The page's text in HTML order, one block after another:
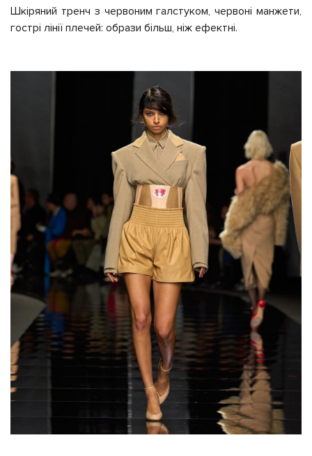
Шкіряний тренч з червоним галстуком, червоні манжети,
гострі лінії плечей: образи більш, ніж ефектні.